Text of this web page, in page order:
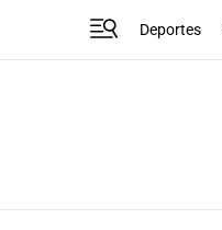
Deportes